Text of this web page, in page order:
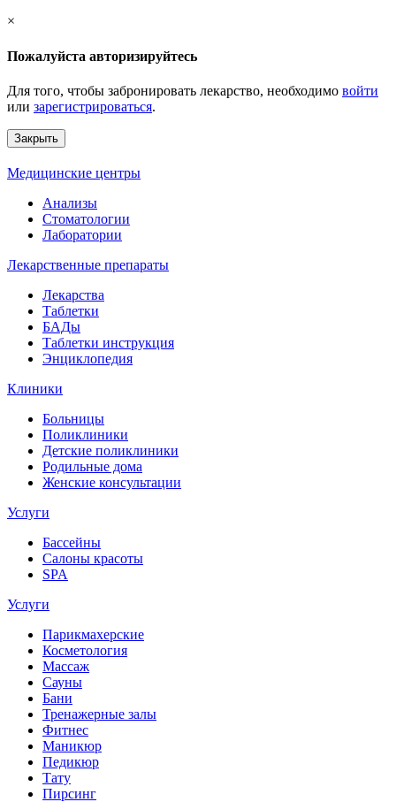
×
Пожалуйста авторизируйтесь
Для того, чтобы забронировать лекарство, необходимо войти
или зарегистрироваться.
Закрыть
Медицинские центры
Анализы
Стоматологии
Лаборатории
Лекарственные препараты
Лекарства
Таблетки
БАДы
Таблетки инструкция
Энциклопедия
Клиники
Больницы
Поликлиники
Детские поликлиники
Родильные дома
Женские консультации
Услуги
Бассейны
Салоны красоты
SPA
Услуги
Парикмахерские
Косметология
Массаж
Сауны
Бани
Тренажерные залы
Фитнес
Маникюр
Педикюр
Тату
Пирсинг